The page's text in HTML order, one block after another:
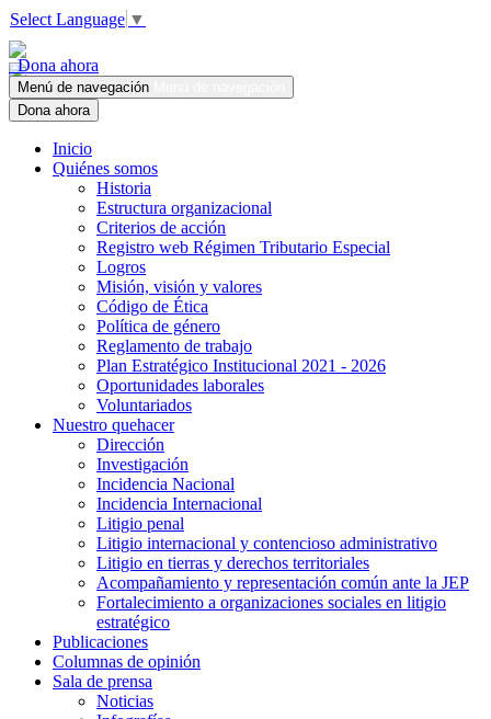
Select Language ▼
Dona ahora
Menú de navegación
Dona ahora
Inicio
Quiénes somos
Historia
Estructura organizacional
Criterios de acción
Registro web Régimen Tributario Especial
Logros
Misión, visión y valores
Código de Ética
Política de género
Reglamento de trabajo
Plan Estratégico Institucional 2021 - 2026
Oportunidades laborales
Voluntariados
Nuestro quehacer
Dirección
Investigación
Incidencia Nacional
Incidencia Internacional
Litigio penal
Litigio internacional y contencioso administrativo
Litigio en tierras y derechos territoriales
Acompañamiento y representación común ante la JEP
Fortalecimiento a organizaciones sociales en litigio
estratégico
Publicaciones
Columnas de opinión
Sala de prensa
Noticias